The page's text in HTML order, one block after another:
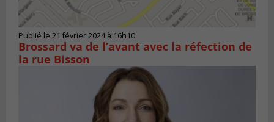
Publié le 21 février 2024 à 16h10
Brossard va de l’avant avec la réfection de
la rue Bisson